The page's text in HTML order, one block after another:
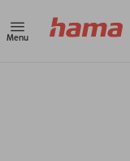
Menu